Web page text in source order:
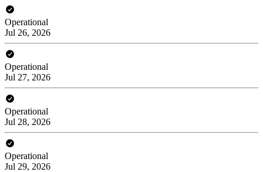
Operational
Jul 26, 2026
Operational
Jul 27, 2026
Operational
Jul 28, 2026
Operational
Jul 29, 2026